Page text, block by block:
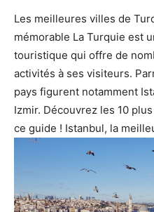
Les meilleures villes de
mémorable La Turquie est
touristique qui offre de
activités à ses visiteurs.
pays figurent notamment
Izmir. Découvrez les 10
ce guide ! Istanbul, la